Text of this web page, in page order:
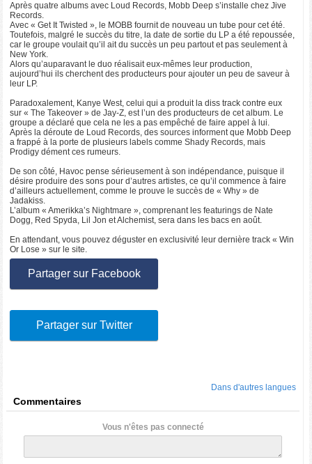
Après quatre albums avec Loud Records, Mobb Deep s’installe chez Jive
Records.
Avec « Get It Twisted », le MOBB fournit de nouveau un tube pour cet été.
Toutefois, malgré le succès du titre, la date de sortie du LP a été repoussée,
car le groupe voulait qu’il ait du succès un peu partout et pas seulement à
New York.
Alors qu’auparavant le duo réalisait eux-mêmes leur production,
aujourd’hui ils cherchent des producteurs pour ajouter un peu de saveur à
leur LP.
Paradoxalement, Kanye West, celui qui a produit la diss track contre eux
sur « The Takeover » de Jay-Z, est l’un des producteurs de cet album. Le
groupe a déclaré que cela ne les a pas empêché de faire appel à lui.
Après la déroute de Loud Records, des sources informent que Mobb Deep
a frappé à la porte de plusieurs labels comme Shady Records, mais
Prodigy dément ces rumeurs.
De son côté, Havoc pense sérieusement à son indépendance, puisque il
désire produire des sons pour d’autres artistes, ce qu’il commence à faire
d’ailleurs actuellement, comme le prouve le succès de « Why » de
Jadakiss.
L’album « Amerikka’s Nightmare », comprenant les featurings de Nate
Dogg, Red Spyda, Lil Jon et Alchemist, sera dans les bacs en août.
En attendant, vous pouvez déguster en exclusivité leur dernière track « Win
Or Lose » sur le site.
Partager sur Facebook
Partager sur Twitter
Dans d'autres langues
Commentaires
Vous n'êtes pas connecté